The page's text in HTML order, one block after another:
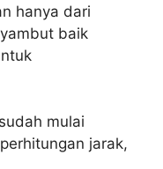
hanya dari
baik
mulai
jarak,